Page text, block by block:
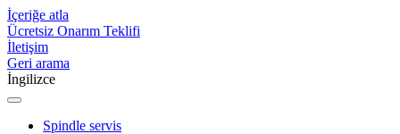
İçeriğe atla
Ücretsiz Onarım Teklifi
İletişim
Geri arama
İngilizce
Spindle servis